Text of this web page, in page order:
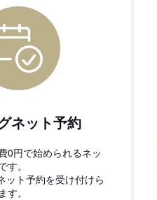
ネット予約
0円で始められるネッ
す。
ット予約を受け付けら
。